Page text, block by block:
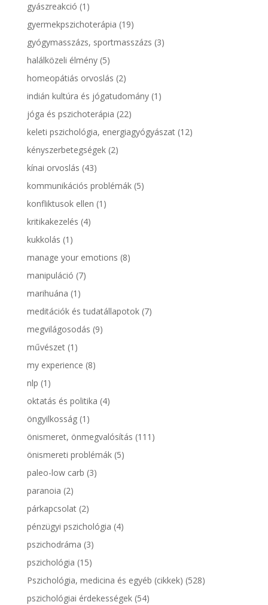
gyászreakció (1)
gyermekpszichoterápia (19)
gyógymasszázs, sportmasszázs (3)
halálközeli élmény(5)
homeopátiás orvoslás (2)
indián kultúra és jógatudomány(1)
jóga és pszichoterápia (22)
keleti pszichológia, energiagyógyászat(12)
kényszerbetegségek(2)
kínai orvoslás (43)
kommunikációs problémák(5)
konfliktusok ellen (1)
kritikakezelés (4)
kukkolás (1)
manage your emotions (8)
manipuláció (7)
marihuána (1)
meditációk és tudatállapotok(7)
megvilágosodás (9)
művészet(1)
my experience (8)
nlp (1)
oktatás és politika (4)
öngyilkosság(1)
önismeret, önmegvalósítás (111)
önismereti problémák(5)
paleo-low carb (3)
paranoia (2)
párkapcsolat(2)
pénzügyi pszichológia (4)
pszichodráma (3)
pszichológia (15)
Pszichológia, medicina és egyéb (cikkek) (528)
pszichológiai érdekességek(54)